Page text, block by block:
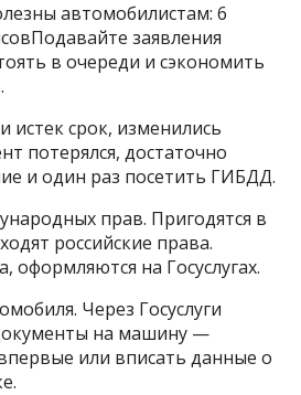
автомобилистам: 6
заявления
в очереди и сэкономить
истек срок, изменились
потерялся, достаточно
и один раз посетить ГИБДД.
прав. Пригодятся в
российские права.
оформляются на Госуслугах.
Через Госуслуги
на машину —
или вписать данные о